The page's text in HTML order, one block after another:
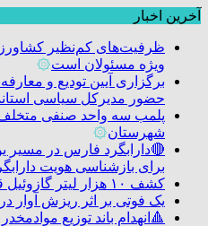
آخرین اخبار
ظرفیت‌های کم‌نظیر
ویژه مسئولان است۞
برگزاری آیین تودیع و
حضور مدیرکل سیاسی
پلمب سه واحد صنفی
شهرستان۞
برای بازشناسی هویت
کشف ۱۰ هزار لیتر گازوئیل قاچاق در داراب
یک فوتی بر اثر ریزش آوار
🔺انهدام باند توزیع